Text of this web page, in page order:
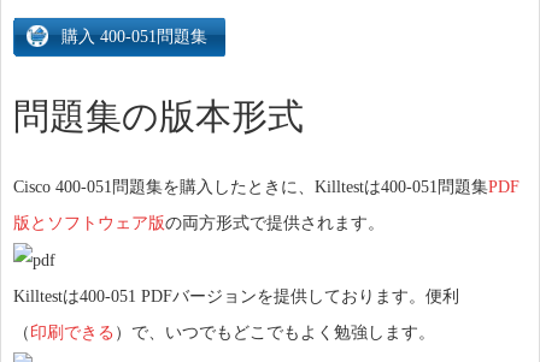
問題集の版本形式
Cisco 400-051問題集を購入したときに、Killtestは400-051問題集PDF
版とソフトウェア版の両方形式で提供されます。
Killtestは400-051 PDFバージョンを提供しております。便利
（ 印刷できる ）で、いつでもどこでもよく勉強します。